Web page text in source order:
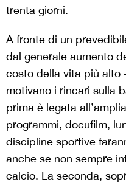
trenta giorni.
A fronte di un
dal generale aumento
costo della vita più alto
motivano i rincari sulla
prima è legata
programmi, docufilm,
discipline sportive
anche se non sempre
calcio. La seconda,